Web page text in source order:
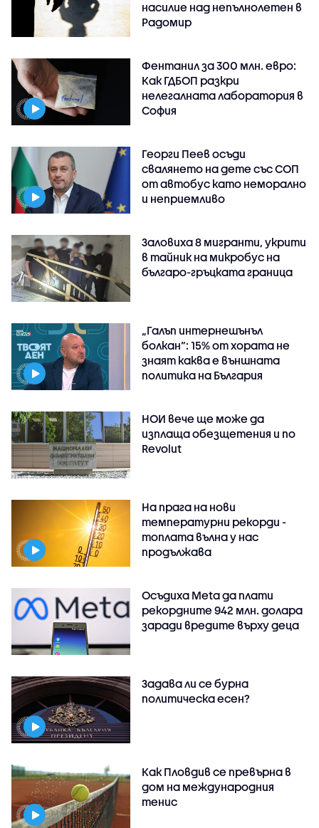
насилие над непълнолетен в
Радомир
Фентанил за 300 млн. евро:
Как ГДБОП разкри
нелегалната лаборатория в
София
Георги Пеев осъди
свалянето на дете със СОП
от автобус като неморално
и неприемливо
Заловиха 8 мигранти, укрити
в тайник на микробус на
българо-гръцката граница
„Галъп интернешънъл
болкан“: 15% от хората не
знаят каква е външната
политика на България
НОИ вече ще може да
изплаща обезщетения и по
Revolut
На прага на нови
температурни рекорди -
топлата вълна у нас
продължава
Осъдиха Meta да плати
рекордните 942 млн. долара
заради вредите върху деца
Задава ли се бурна
политическа есен?
Как Пловдив се превърна в
дом на международния
тенис